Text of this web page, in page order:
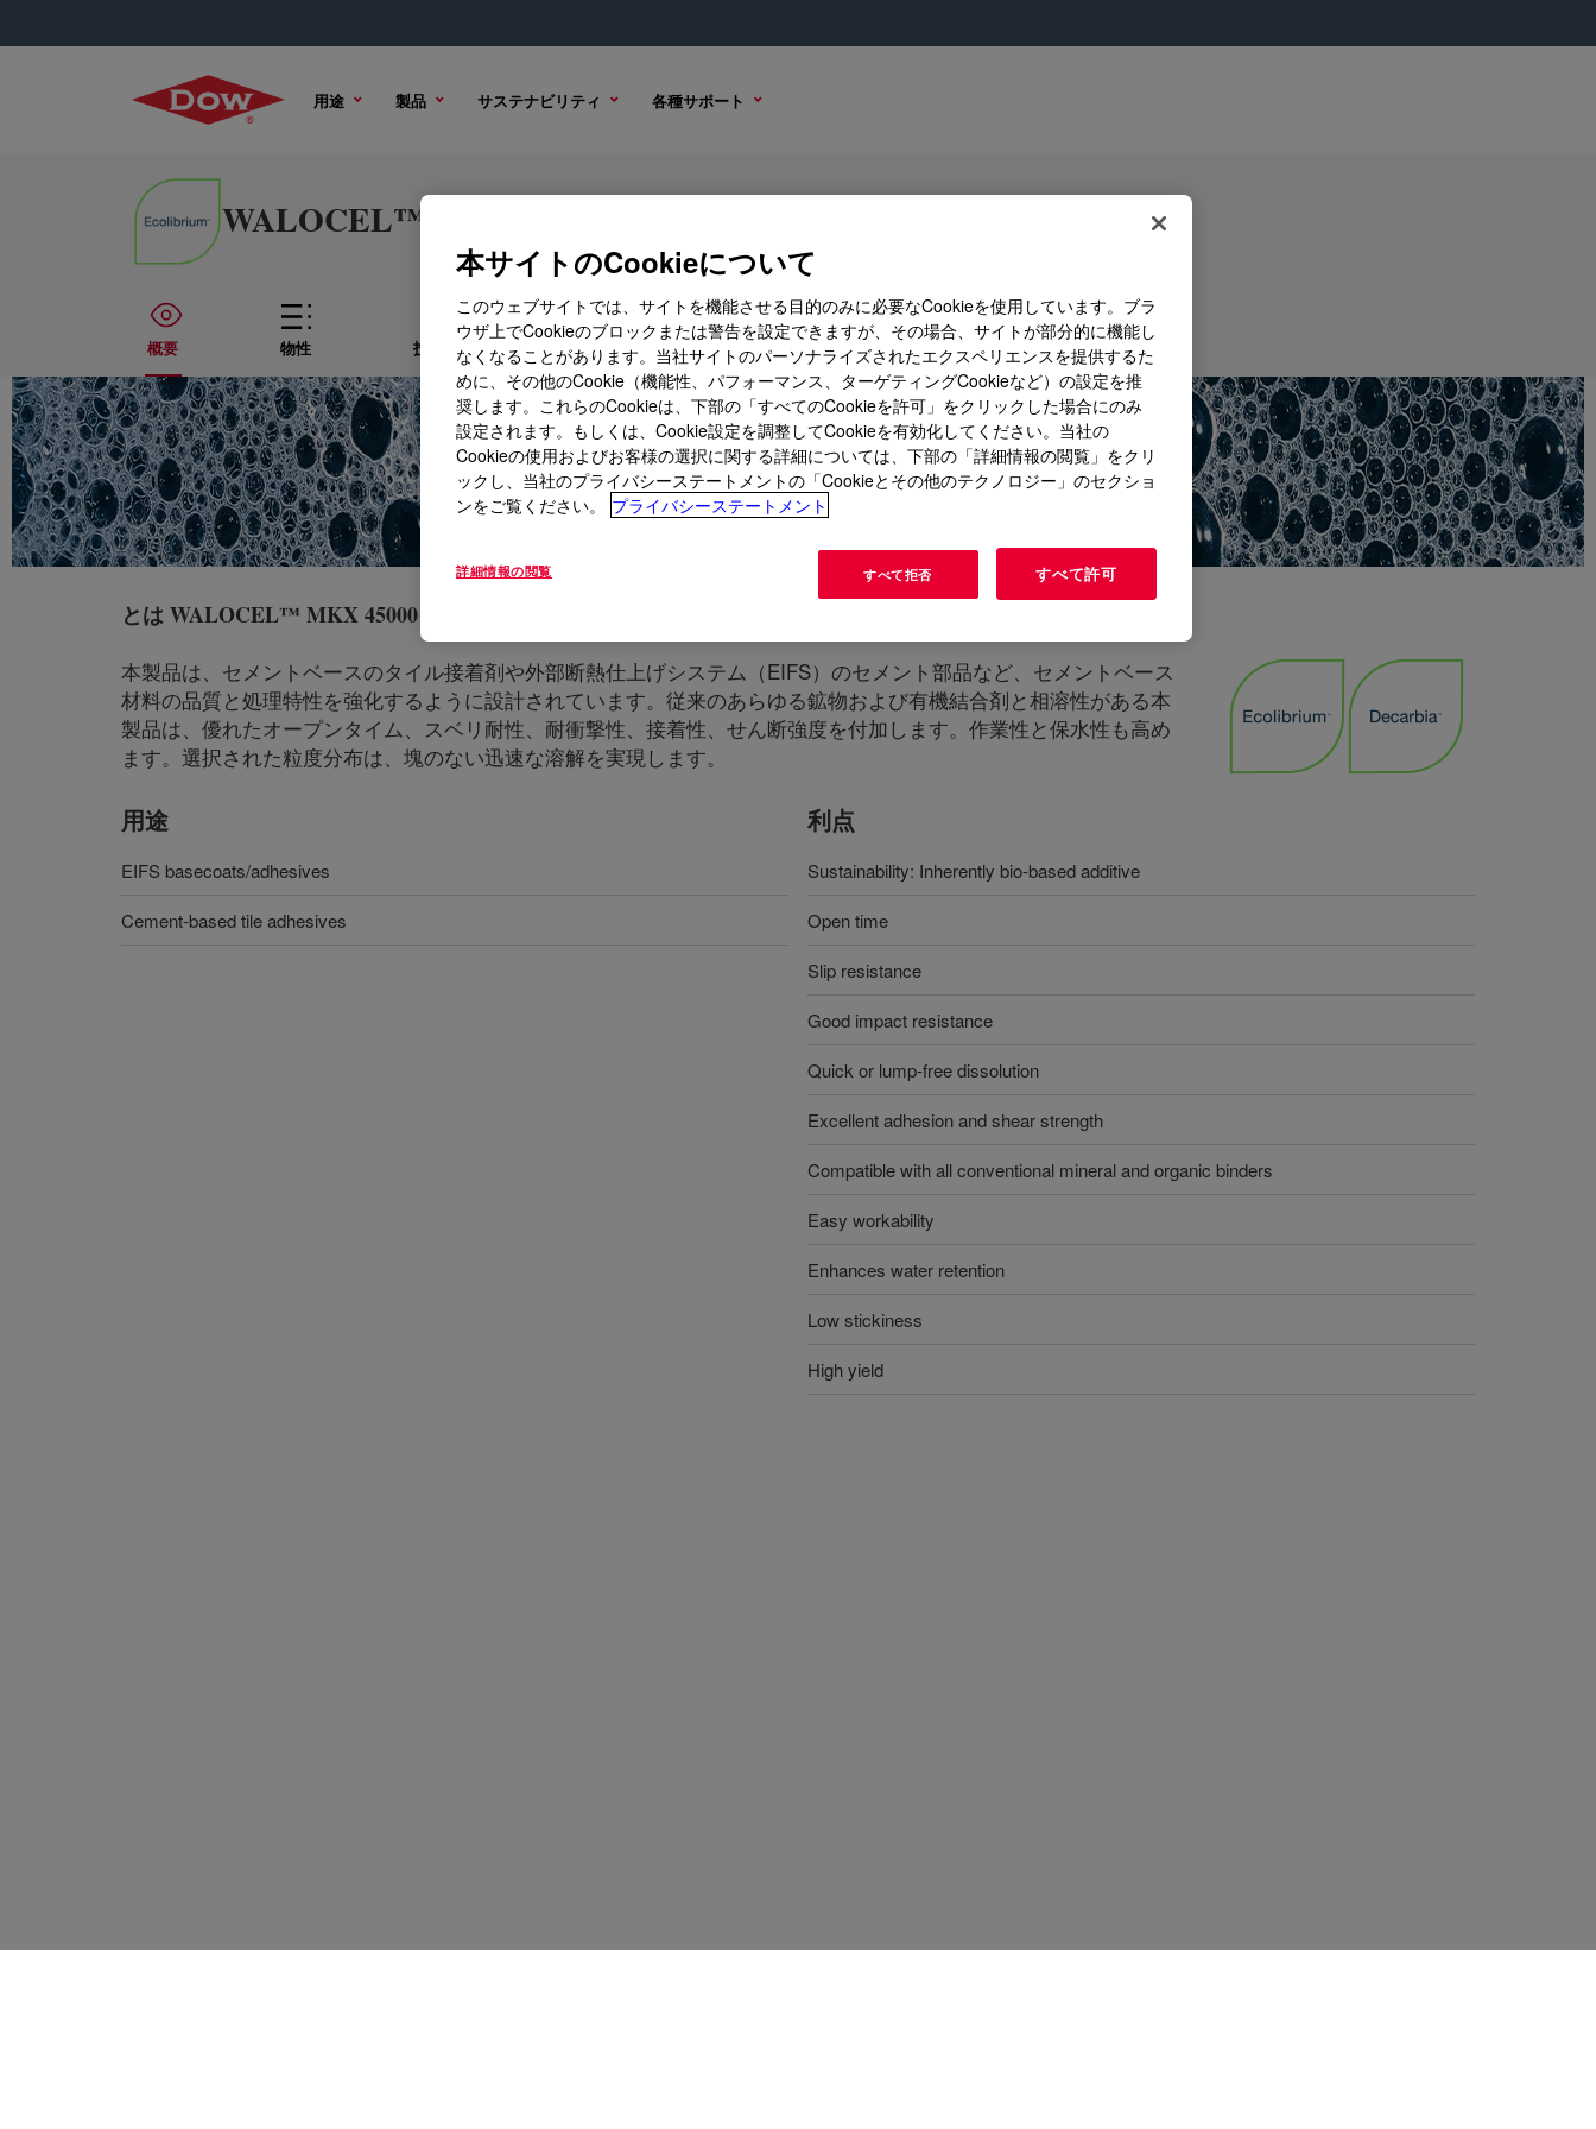
用途 製品 サステナビリティ 各種サポート
WALOCEL™ MKX 45000 PF20 L Cellulose Ether
概要 物性 技術資料 サンプル オプション 購入オプション
とはWALOCEL™ MKX 45000 PF20 L Cellulose Ether
本製品は、セメントベースのタイル接着剤や外部断熱仕上げシステム（EIFS）のセメント部品など、セメントベース
材料の品質と処理特性を強化するように設計されています。従来のあらゆる鉱物および有機結合剤と相溶性がある本
製品は、優れたオープンタイム、スベリ耐性、耐衝撃性、接着性、せん断強度を付加します。作業性と保水性も高め
ます。選択された粒度分布は、塊のない迅速な溶解を実現します。
用途
EIFS basecoats/adhesives
Cement-based tile adhesives
利点
Sustainability: Inherently bio-based additive
Open time
Slip resistance
Good impact resistance
Quick or lump-free dissolution
Excellent adhesion and shear strength
Compatible with all conventional mineral and organic binders
Easy workability
Enhances water retention
Low stickiness
High yield
本サイトのCookieについて
このウェブサイトでは、サイトを機能させる目的のみに必要なCookieを使用しています。ブラ
ウザ上でCookieのブロックまたは警告を設定できますが、その場合、サイトが部分的に機能し
なくなることがあります。当社サイトのパーソナライズされたエクスペリエンスを提供するた
めに、その他のCookie（機能性、パフォーマンス、ターゲティングCookieなど）の設定を推
奨します。これらのCookieは、下部の「すべてのCookieを許可」をクリックした場合にのみ
設定されます。もしくは、Cookie設定を調整してCookieを有効化してください。当社の
Cookieの使用およびお客様の選択に関する詳細については、下部の「詳細情報の閲覧」をクリ
ックし、当社のプライバシーステートメントの「Cookieとその他のテクノロジー」のセクショ
ンをご覧ください。
プライバシーステートメント
詳細情報の閲覧 すべて拒否 すべて許可